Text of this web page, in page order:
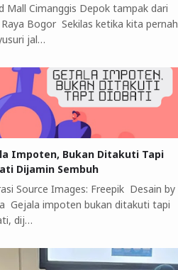
Mall Cimanggis Depok tampak dari
Raya Bogor Sekilas ketika kita pernah
jal…
Impoten, Bukan Ditakuti Tapi
Dijamin Sembuh
Source Images: Freepik Desain by
Gejala impoten bukan ditakuti tapi
dij…